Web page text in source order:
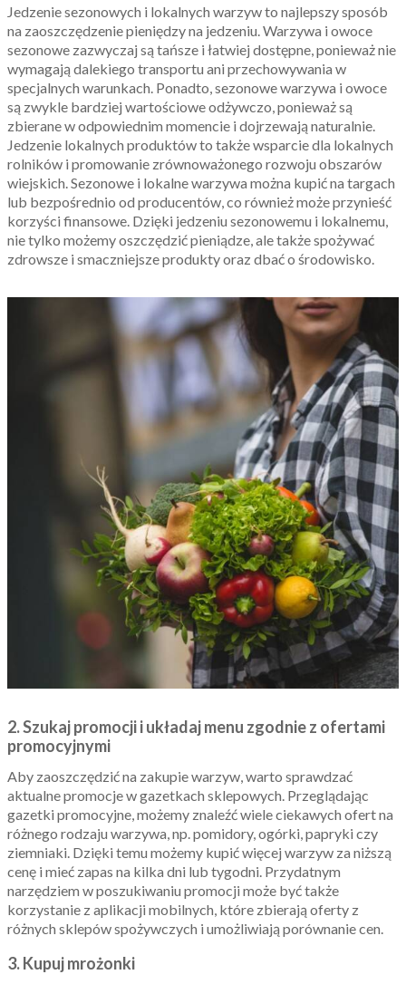
Jedzenie sezonowych i lokalnych warzyw to najlepszy sposób
na zaoszczędzenie pieniędzy na jedzeniu. Warzywa i owoce
sezonowe zazwyczaj są tańsze i łatwiej dostępne, ponieważ nie
wymagają dalekiego transportu ani przechowywania w
specjalnych warunkach. Ponadto, sezonowe warzywa i owoce
są zwykle bardziej wartościowe odżywczo, ponieważ są
zbierane w odpowiednim momencie i dojrzewają naturalnie.
Jedzenie lokalnych produktów to także wsparcie dla lokalnych
rolników i promowanie zrównoważonego rozwoju obszarów
wiejskich. Sezonowe i lokalne warzywa można kupić na targach
lub bezpośrednio od producentów, co również może przynieść
korzyści finansowe. Dzięki jedzeniu sezonowemu i lokalnemu,
nie tylko możemy oszczędzić pieniądze, ale także spożywać
zdrowsze i smaczniejsze produkty oraz dbać o środowisko.
2. Szukaj promocji i układaj menu zgodnie z ofertami
promocyjnymi
Aby zaoszczędzić na zakupie warzyw, warto sprawdzać
aktualne promocje w gazetkach sklepowych. Przeglądając
gazetki promocyjne, możemy znaleźć wiele ciekawych ofert na
różnego rodzaju warzywa, np. pomidory, ogórki, papryki czy
ziemniaki. Dzięki temu możemy kupić więcej warzyw za niższą
cenę i mieć zapas na kilka dni lub tygodni. Przydatnym
narzędziem w poszukiwaniu promocji może być także
korzystanie z aplikacji mobilnych, które zbierają oferty z
różnych sklepów spożywczych i umożliwiają porównanie cen.
3. Kupuj mrożonki